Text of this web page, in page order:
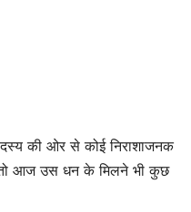
की ओर से कोई निराशाजनक
तो आज उस धन के मिलने भी कुछ